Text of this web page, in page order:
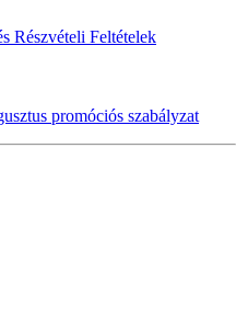
Részvételi Feltételek
promóciós szabályzat